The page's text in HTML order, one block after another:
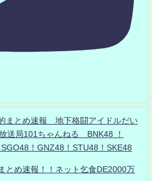
まとめ速報 地下格闘アイドルだい
送局101ちゃんねる BNK48 ！
！GNZ48！STU48！SKE48
とめ速報！！ネット乞食DE2000万